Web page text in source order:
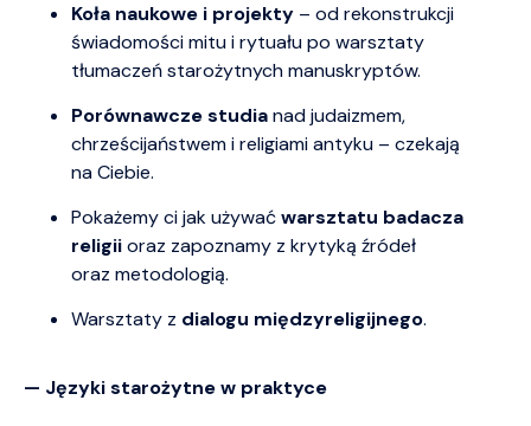
Koła naukowe i projekty – od rekonstrukcji
świadomości mitu i rytuału po warsztaty
tłumaczeń starożytnych manuskryptów.
Porównawcze studianad judaizmem,
chrześcijaństwem i religiami antyku – czekają
na Ciebie.
Pokażemy ci jak używaćwarsztatu badacza
religiioraz zapoznamy z krytyką źródeł
oraz metodologią.
Warsztaty z dialogu międzyreligijnego.
— Języki starożytne w praktyce